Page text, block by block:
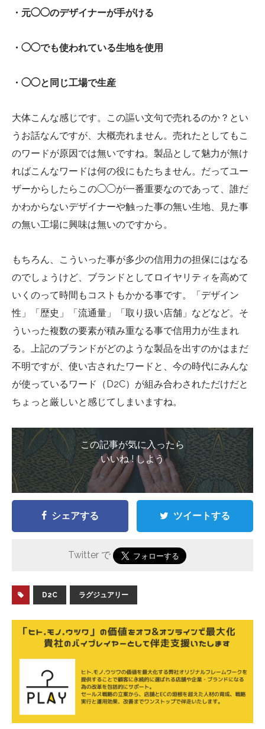
・元◯◯のデザイナーが手がける
・◯◯でも使われている生地を使用
・◯◯と同じ工場で生産
大体こんな感じです。この謳い文句で売れるのか？とい
うお話なんですが、大概売れません。売れたとしてもこ
のワードが原因では無いですね。製品として魅力が無け
ればこんなワードは何の役にもたちません。だってユー
ザーからしたらこの◯◯が一番重要なのであって、誰だ
かわからないデザイナーや触った事の無い生地、見た事
の無い工場に興味は無いのですから。
もちろん、こういった事が多少の信用力の担保にはなる
のでしょうけど、ブランドとしてロイヤリティを高めて
いくのって時間もコストもかかる事です。「デザイン
性」「歴史」「流通量」「取り扱い店舗」などなど。そ
ういった複数の要素が積み重なる事で信用力が生まれ
る。上記のブランドがどのような製品を出すのかはまだ
不明ですが、使い古されたワードと、今の時代にみんな
が使っているワード（D2C）が組み合わされただけだと
ちょっと厳しいと感じてしまいますね。
この記事が気に入ったら
いいね ! しよう
シェアする ツイートする
Twitter で
D2C ラグジュアリー